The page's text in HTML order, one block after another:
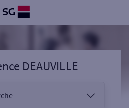
DEAUVILLE